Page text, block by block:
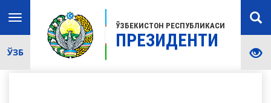
ЎЗБЕКИСТОН РЕСПУБЛИКАСИ
ПРЕЗИДЕНТИ
Toggle
navigation
ЎЗБ